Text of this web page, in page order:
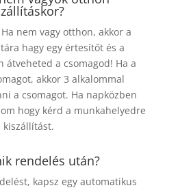
nem vagy otthon, akkor a
hagy egy értesítőt és a
átveheted a csomagod! Ha a
akkor 3 alkalommal
a csomagot. Ha napközben
hogy kérd a munkahelyedre
kiszállítást.
rendelés után?
kapsz egy automatikus